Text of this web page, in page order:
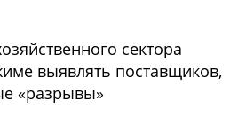
сектора
выявлять поставщиков,
«разрывы»